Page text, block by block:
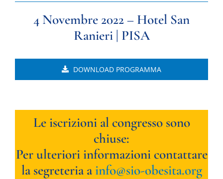
RETE CENTRI
AREA SOCI
4 Novembre 2022 – Hotel San
Ranieri | PISA
DOWNLOAD PROGRAMMA
Le iscrizioni al congresso sono
chiuse:
Per ulteriori informazioni contattare
la segreteria ainfo@sio-obesita.org